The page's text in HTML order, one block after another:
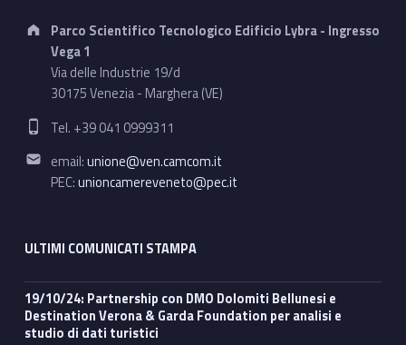
Address:
Parco Scientifico Tecnologico Edificio Lybra - Ingresso
Vega 1
Via delle Industrie 19/d
30175 Venezia - Marghera (VE)
Phone number:
Tel. +39 041 0999311
Email address:
email:unione@ven.camcom.it
PEC:unioncamereveneto@pec.it
ULTIMI COMUNICATI STAMPA
19/10/24: Partnership con DMO Dolomiti Bellunesi e
Destination Verona & Garda Foundation per analisi e
studio di dati turistici